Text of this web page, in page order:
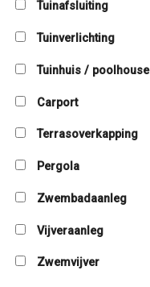
Tuinafsluiting
Tuinverlichting
Tuinhuis / poolhouse
Carport
Terrasoverkapping
Pergola
Zwembadaanleg
Vijveraanleg
Zwemvijver